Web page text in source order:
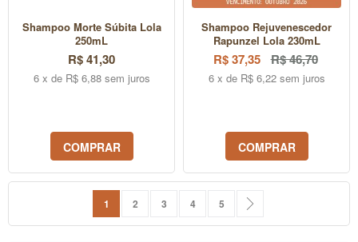
Shampoo Morte Súbita Lola
250mL
R$ 41,30
6 x de R$ 6,88 sem juros
COMPRAR
Shampoo Rejuvenescedor
Rapunzel Lola 230mL
R$ 37,35 R$ 46,70
6 x de R$ 6,22 sem juros
COMPRAR
Você esta lendo a pagina
1 Página
2 Página
3 Página
4 Página
5